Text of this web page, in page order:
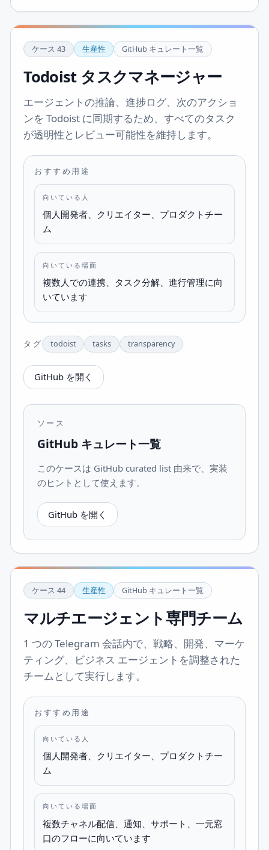
ケース 43 生産性 GitHub キュレート一覧
Todoist タスクマネージャー
エージェントの推論、進捗ログ、次のアクショ
ンを Todoist に同期するため、すべてのタスク
が透明性とレビュー可能性を維持します。
おすすめ用途
向いている人
個人開発者、クリエイター、プロダクトチー
ム
向いている場面
複数人での連携、タスク分解、進行管理に向
いています
タグ todoist tasks transparency
GitHub を開く
ソース
GitHub キュレート一覧
このケースは GitHub curated list 由来で、実装
のヒントとして使えます。
GitHub を開く
ケース 44 生産性 GitHub キュレート一覧
マルチエージェント専門チーム
1 つの Telegram 会話内で、戦略、開発、マーケ
ティング、ビジネス エージェントを調整された
チームとして実行します。
おすすめ用途
向いている人
個人開発者、クリエイター、プロダクトチー
ム
向いている場面
複数チャネル配信、通知、サポート、一元窓
口のフローに向いています